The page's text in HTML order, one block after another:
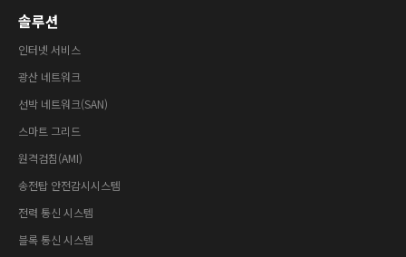
솔루션
인터넷 서비스
광산 네트워크
선박 네트워크(SAN)
스마트 그리드
원격검침(AMI)
송전탑 안전감시시스템
전력 통신 시스템
블록 통신 시스템